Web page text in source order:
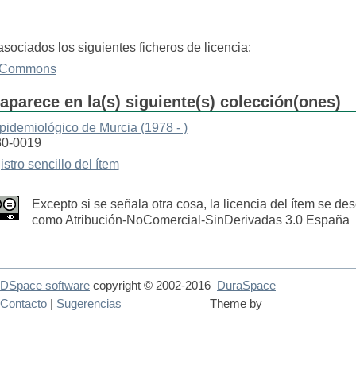
los siguientes ficheros de licencia:
en la(s) siguiente(s) colección(ones)
de Murcia (1978 - )
0019
sencillo del ítem
Excepto si se señala otra cosa, la licencia del ítem se
como Atribución-NoComercial-SinDerivadas 3.0 España
DSpace software copyright © 2002-2016 DuraSpace
Theme by
Contacto | Sugerencias